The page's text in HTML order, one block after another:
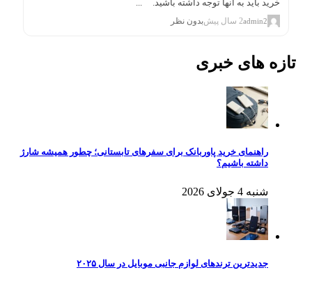
خرید باید به آنها توجه داشته باشید. ...
admin22 سال پیش بدون نظر
تازه های خبری
راهنمای خرید پاوربانک برای سفرهای تابستانی؛ چطور همیشه شارژ
داشته باشیم؟
شنبه 4 جولای 2026
جدیدترین ترندهای لوازم جانبی موبایل در سال ۲۰۲۵